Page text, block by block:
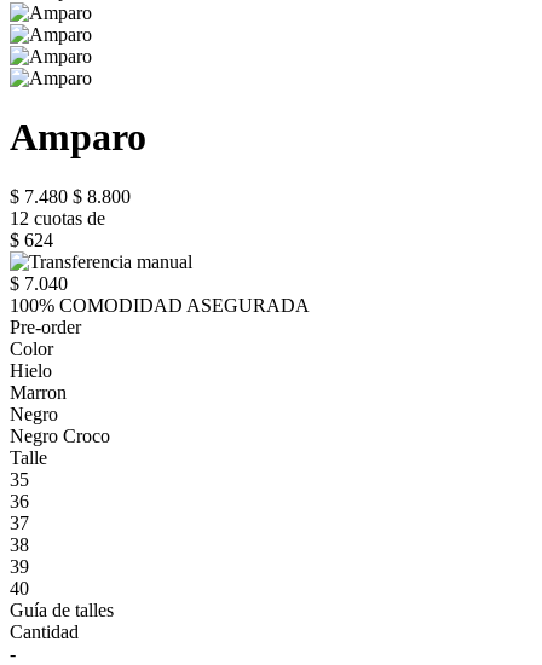
Amparo
$ 7.480 $ 8.800
12 cuotas de
$ 624
$ 7.040
100% COMODIDAD ASEGURADA
Pre-order
Color
Hielo
Marron
Negro
Negro Croco
Talle
35
36
37
38
39
40
Guía de talles
Cantidad
-